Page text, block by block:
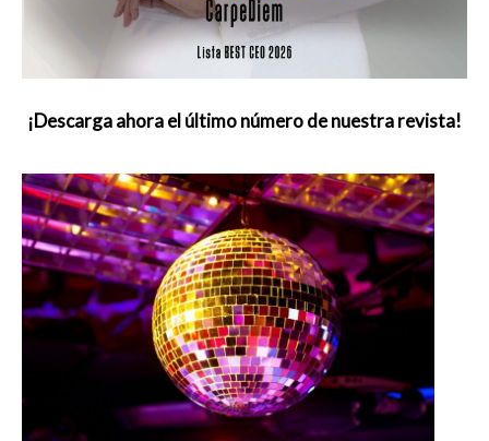
¡Descarga ahora el último número de nuestra revista!